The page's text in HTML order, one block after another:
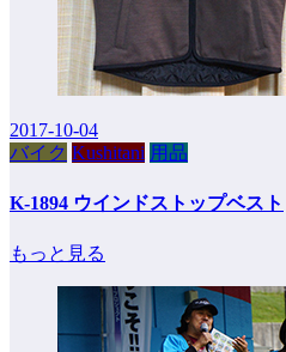
2017-10-04
バイク Kushitani 用品
K-1894 ウインドストップベスト
もっと見る